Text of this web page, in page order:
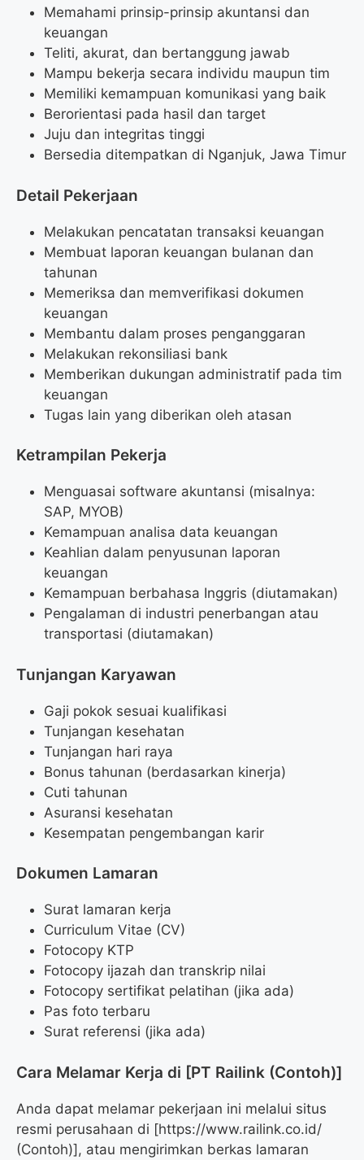
Memahami prinsip-prinsip akuntansi dan
keuangan
Teliti, akurat, dan bertanggung jawab
Mampu bekerja secara individu maupun tim
Memiliki kemampuan komunikasi yang baik
Berorientasi pada hasil dan target
Juju dan integritas tinggi
Bersedia ditempatkan di Nganjuk, Jawa Timur
Detail Pekerjaan
Melakukan pencatatan transaksi keuangan
Membuat laporan keuangan bulanan dan
tahunan
Memeriksa dan memverifikasi dokumen
keuangan
Membantu dalam proses penganggaran
Melakukan rekonsiliasi bank
Memberikan dukungan administratif pada tim
keuangan
Tugas lain yang diberikan oleh atasan
Ketrampilan Pekerja
Menguasai software akuntansi (misalnya:
SAP, MYOB)
Kemampuan analisa data keuangan
Keahlian dalam penyusunan laporan
keuangan
Kemampuan berbahasa Inggris (diutamakan)
Pengalaman di industri penerbangan atau
transportasi (diutamakan)
Tunjangan Karyawan
Gaji pokok sesuai kualifikasi
Tunjangan kesehatan
Tunjangan hari raya
Bonus tahunan (berdasarkan kinerja)
Cuti tahunan
Asuransi kesehatan
Kesempatan pengembangan karir
Dokumen Lamaran
Surat lamaran kerja
Curriculum Vitae (CV)
Fotocopy KTP
Fotocopy ijazah dan transkrip nilai
Fotocopy sertifikat pelatihan (jika ada)
Pas foto terbaru
Surat referensi (jika ada)
Cara Melamar Kerja di [PT Railink (Contoh)]
Anda dapat melamar pekerjaan ini melalui situs
resmi perusahaan di [https://www.railink.co.id/
(Contoh)], atau mengirimkan berkas lamaran